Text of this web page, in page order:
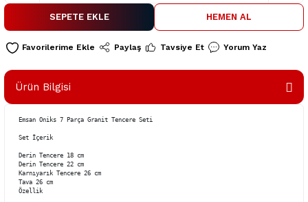
SEPETE EKLE HEMEN AL
Paylaş Tavsiye Et Yorum Yaz
Ürün Bilgisi
Emsan Oniks 7 Parça Granit Tencere Seti
Set İçerik
Derin Tencere 18 cm
Derin Tencere 22 cm
Karnıyarık Tencere 26 cm
Tava 26 cm
Özellik